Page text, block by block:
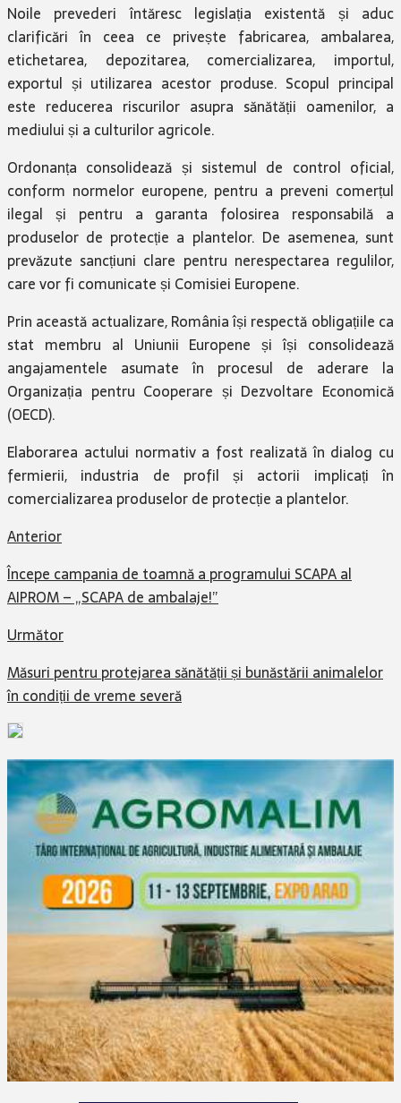
Noile prevederi întăresc legislația existentă și aduc
clarificări în ceea ce privește fabricarea, ambalarea,
etichetarea, depozitarea, comercializarea, importul,
exportul și utilizarea acestor produse. Scopul principal
este reducerea riscurilor asupra sănătății oamenilor, a
mediului și a culturilor agricole.
Ordonanța consolidează și sistemul de control oficial,
conform normelor europene, pentru a preveni comerțul
ilegal și pentru a garanta folosirea responsabilă a
produselor de protecție a plantelor. De asemenea, sunt
prevăzute sancțiuni clare pentru nerespectarea regulilor,
care vor fi comunicate și Comisiei Europene.
Prin această actualizare, România își respectă obligațiile ca
stat membru al Uniunii Europene și își consolidează
angajamentele asumate în procesul de aderare la
Organizația pentru Cooperare și Dezvoltare Economică
(OECD).
Elaborarea actului normativ a fost realizată în dialog cu
fermierii, industria de profil și actorii implicați în
comercializarea produselor de protecție a plantelor.
Anterior
Începe campania de toamnă a programului SCAPA al
AIPROM – „SCAPA de ambalaje!”
Următor
Măsuri pentru protejarea sănătății și bunăstării animalelor
în condiții de vreme severă